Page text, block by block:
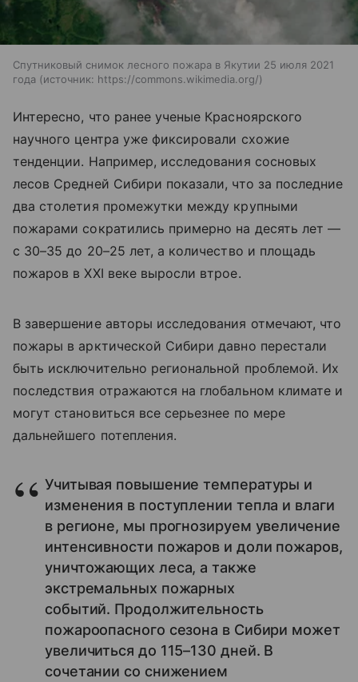
Спутниковый снимок лесного пожара в Якутии 25 июля 2021
года
источник: https://commons.wikimedia.org/
Интересно, что ранее ученые Красноярского
научного центра уже фиксировали схожие
тенденции. Например, исследования сосновых
лесов Средней Сибири показали, что за последние
два столетия промежутки между крупными
пожарами сократились примерно на десять лет —
с 30–35 до 20–25 лет, а количество и площадь
пожаров в XXI веке выросли втрое.
В завершение авторы исследования отмечают, что
пожары в арктической Сибири давно перестали
быть исключительно региональной проблемой. Их
последствия отражаются на глобальном климате и
могут становиться все серьезнее по мере
дальнейшего потепления.
Учитывая повышение температуры и
изменения в поступлении тепла и влаги
в регионе, мы прогнозируем увеличение
интенсивности пожаров и доли пожаров,
уничтожающих леса, а также
экстремальных пожарных
событий. Продолжительность
пожароопасного сезона в Сибири может
увеличиться до 115–130 дней. В
сочетании со снижением